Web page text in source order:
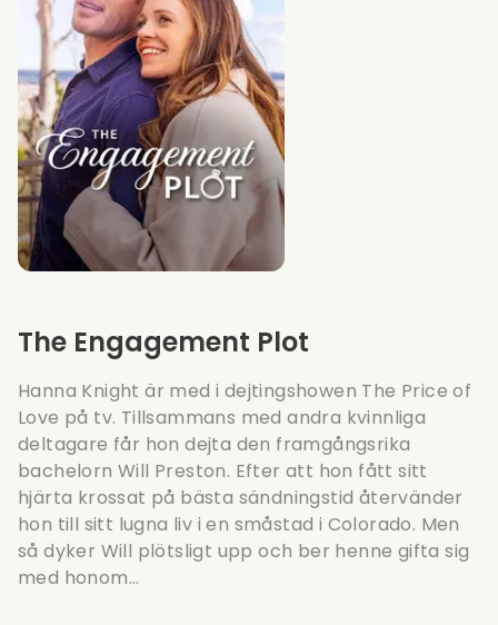
The Engagement Plot
Hanna Knight är med i dejtingshowen The Price of
Love på tv. Tillsammans med andra kvinnliga
deltagare får hon dejta den framgångsrika
bachelorn Will Preston. Efter att hon fått sitt
hjärta krossat på bästa sändningstid återvänder
hon till sitt lugna liv i en småstad i Colorado. Men
så dyker Will plötsligt upp och ber henne gifta sig
med honom...